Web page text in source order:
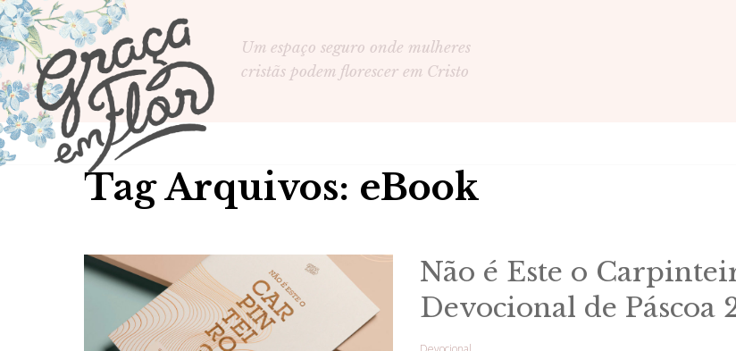
Um espaço seguro onde mulheres
cristãs podem florescer em Cristo
Tag Arquivos: eBook
Não é Este o
Devocional de Páscoa